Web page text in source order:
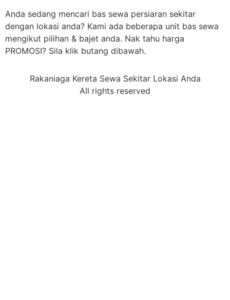
Anda sedang mencari bas sewa persiaran sekitar
dengan lokasi anda? Kami ada beberapa unit bas sewa
mengikut pilihan & bajet anda. Nak tahu harga
PROMOSI? Sila klik butang dibawah.
Rakaniaga Kereta Sewa Sekitar Lokasi Anda
All rights reserved